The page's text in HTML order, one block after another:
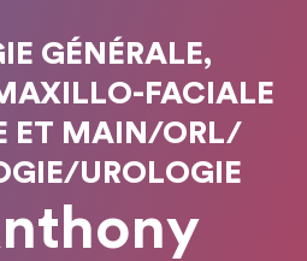
GÉNÉRALE,
FACIALE
ET MAIN/ORL/
UROLOGIE